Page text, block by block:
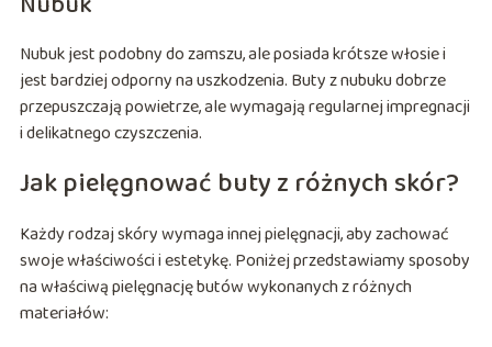
Nubuk jest podobny do zamszu, ale posiada krótsze włosie i
jest bardziej odporny na uszkodzenia. Buty z nubuku dobrze
przepuszczają powietrze, ale wymagają regularnej impregnacji
i delikatnego czyszczenia.
Jak pielęgnować buty z różnych skór?
Każdy rodzaj skóry wymaga innej pielęgnacji, aby zachować
swoje właściwości i estetykę. Poniżej przedstawiamy sposoby
na właściwą pielęgnację butów wykonanych z różnych
materiałów: